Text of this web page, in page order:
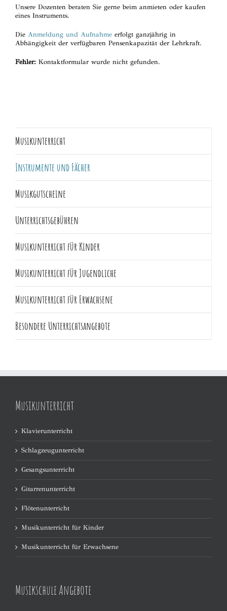
Unsere Dozenten beraten Sie gerne beim anmieten oder kaufen
eines Instruments.
Die Anmeldung und Aufnahme erfolgt ganzjährig in
Abhängigkeit der verfügbaren Pensenkapazität der Lehrkraft.
Fehler: Kontaktformular wurde nicht gefunden.
Musikunterricht
Instrumente und Fächer
Musikgutscheine
Unterrichtsgebühren
Musikunterricht für Kinder
Musikunterricht für Jugendliche
Musikunterricht für Erwachsene
Besondere Unterrichtsangebote
Musikunterricht
Klavierunterricht
Schlagzeugunterricht
Gesangsunterricht
Gitarrenunterricht
Flötenunterricht
Musikunterricht für Kinder
Musikunterricht für Erwachsene
Musikschule Angebote